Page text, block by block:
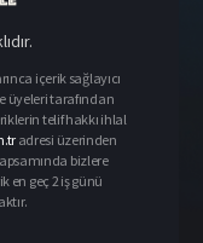
içerik sağlayıcı
üyeleri tarafından
telif hakkı ihlal
adresi üzerinden
bizlere
geç 2 iş günü